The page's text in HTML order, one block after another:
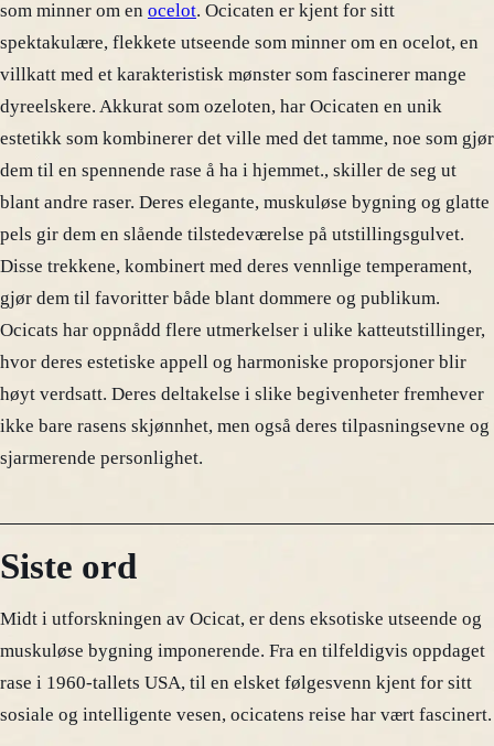
som minner om en ocelot. Ocicaten er kjent for sitt
spektakulære, flekkete utseende som minner om en ocelot, en
villkatt med et karakteristisk mønster som fascinerer mange
dyreelskere. Akkurat som ozeloten, har Ocicaten en unik
estetikk som kombinerer det ville med det tamme, noe som gjør
dem til en spennende rase å ha i hjemmet., skiller de seg ut
blant andre raser. Deres elegante, muskuløse bygning og glatte
pels gir dem en slående tilstedeværelse på utstillingsgulvet.
Disse trekkene, kombinert med deres vennlige temperament,
gjør dem til favoritter både blant dommere og publikum.
Ocicats har oppnådd flere utmerkelser i ulike katteutstillinger,
hvor deres estetiske appell og harmoniske proporsjoner blir
høyt verdsatt. Deres deltakelse i slike begivenheter fremhever
ikke bare rasens skjønnhet, men også deres tilpasningsevne og
sjarmerende personlighet.
Siste ord
Midt i utforskningen av Ocicat, er dens eksotiske utseende og
muskuløse bygning imponerende. Fra en tilfeldigvis oppdaget
rase i 1960-tallets USA, til en elsket følgesvenn kjent for sitt
sosiale og intelligente vesen, ocicatens reise har vært fascinert.